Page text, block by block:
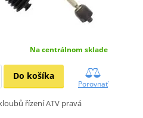
Na centrálnom sklade
Do košíka
Porovnať
řízení ATV pravá